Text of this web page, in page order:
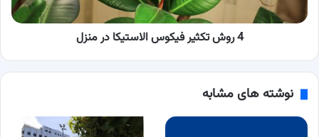
4 روش تکثیر فیکوس الاستیکا در منزل
نوشته های مشابه